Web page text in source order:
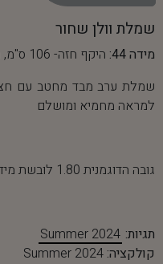
שמלת וולן שחור
מידה 44:
היקף חזה- 106 ס"מ, היקף מותן- 84 ס"מ
שמלת ערב מבד מחטב עם
למראה מחמיא ומושלם
גובה הדוגמנית 1.80 לובשת מידה 36
תגיות: Summer 2024
קולקציה: Summer 2024